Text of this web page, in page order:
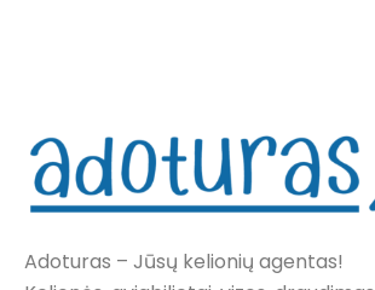
Adoturas – Jūsų kelionių agentas!